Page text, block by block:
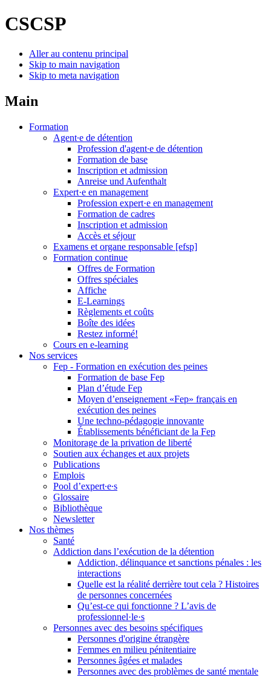
CSCSP
Aller au contenu principal
Skip to main navigation
Skip to meta navigation
Main
Formation
Agent∙e de détention
Profession d'agent∙e de détention
Formation de base
Inscription et admission
Anreise und Aufenthalt
Expert·e en management
Profession expert·e en management
Formation de cadres
Inscription et admission
Accès et séjour
Examens et organe responsable [efsp]
Formation continue
Offres de Formation
Offres spéciales
Affiche
E-Learnings
Règlements et coûts
Boîte des idées
Restez informé!
Cours en e-learning
Nos services
Fep - Formation en exécution des peines
Formation de base Fep
Plan d’étude Fep
Moyen d’enseignement «Fep» français en
exécution des peines
Une techno-pédagogie innovante
Établissements bénéficiant de la Fep
Monitorage de la privation de liberté
Soutien aux échanges et aux projets
Publications
Emplois
Pool d’expert∙e∙s
Glossaire
Bibliothèque
Newsletter
Nos thèmes
Santé
Addiction dans l’exécution de la détention
Addiction, délinquance et sanctions pénales : les
interactions
Quelle est la réalité derrière tout cela ? Histoires
de personnes concernées
Qu’est-ce qui fonctionne ? L’avis de
professionnel·le·s
Personnes avec des besoins spécifiques
Personnes d'origine étrangère
Femmes en milieu pénitentiaire
Personnes âgées et malades
Personnes avec des problèmes de santé mentale